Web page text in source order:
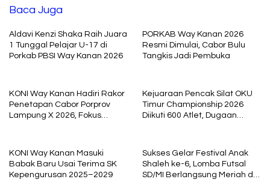
Baca Juga
Aldavi Kenzi Shaka Raih Juara
1 Tunggal Pelajar U-17 di
Porkab PBSI Way Kanan 2026
PORKAB Way Kanan 2026
Resmi Dimulai, Cabor Bulu
Tangkis Jadi Pembuka
KONI Way Kanan Hadiri Rakor
Penetapan Cabor Porprov
Lampung X 2026, Fokus
Kejuaraan Pencak Silat OKU
Timur Championship 2026
Diikuti 600 Atlet, Dugaan
KONI Way Kanan Masuki
Babak Baru Usai Terima SK
Kepengurusan 2025–2029
Sukses Gelar Festival Anak
Shaleh ke-6, Lomba Futsal
SD/MI Berlangsung Meriah di